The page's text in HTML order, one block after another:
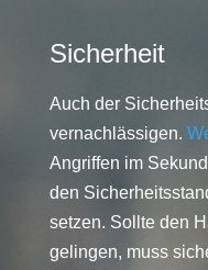
Sicherheit
Auch der
vernachlässigen.
Angriffen im
den
setzen. Sollte den
gelingen, muss